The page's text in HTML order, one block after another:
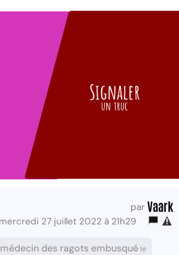
Signaler
un truc
par Vaark
27 juillet 2022 à 21h29
des ragots embusqué le